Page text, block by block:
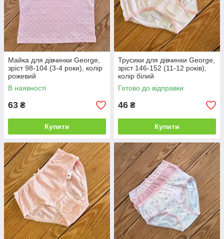
Майка для дівчинки George,
зріст 98-104 (3-4 роки), колір
рожевий
В наявності
63 ₴
Купити
Трусики для дівчинки George,
зріст 146-152 (11-12 років),
колір білий
Готово до відправки
46 ₴
Купити